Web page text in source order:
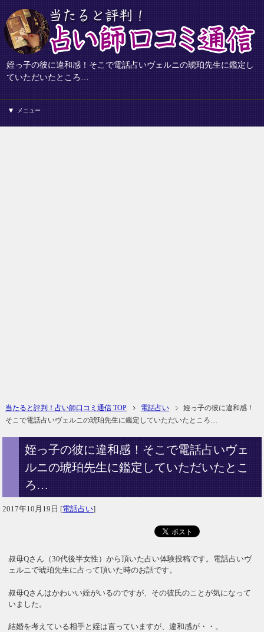
姪っ子の彼に違和感！そこで電話占いヴェルニの琥珀先生に鑑定し
ていただいたところ…
メニュー
当たると評判！占い師口コミ通信 TOP 電話占い
姪っ子の彼に違和感！
そこで電話占いヴェルニの琥珀先生に鑑定していただいたところ…
姪っ子の彼に違和感！そこで電話占いヴェ
ルニの琥珀先生に鑑定していただいたとこ
ろ…
2017年10月19日 [電話占い]
叔母Qさん（30代後半女性）から頂いた占い体験投稿です。電話占いヴ
ェルニで琥珀先生に占って頂いた時のお話です。
叔母Qさんはかわいい姪がいるのですが、その彼氏のことが気になって
いました。
結婚を考えている相手と姪は言っていますが、違和感が・・。